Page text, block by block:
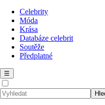
Celebrity
Móda
Krása
Databáze celebrit
Soutěže
Předplatné
☰